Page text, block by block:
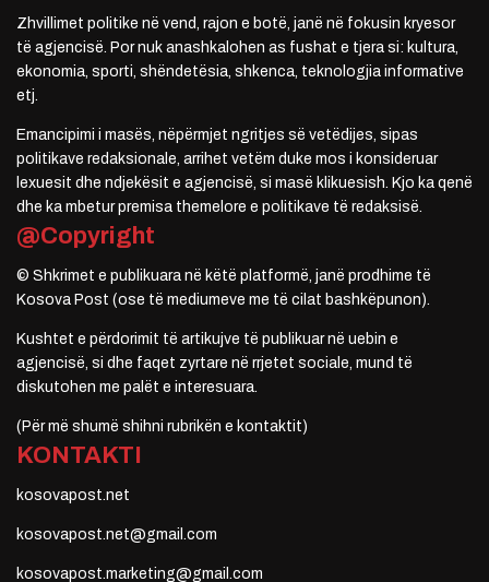
Zhvillimet politike në vend, rajon e botë, janë në fokusin kryesor
të agjencisë. Por nuk anashkalohen as fushat e tjera si: kultura,
ekonomia, sporti, shëndetësia, shkenca, teknologjia informative
etj.
Emancipimi i masës, nëpërmjet ngritjes së vetëdijes, sipas
politikave redaksionale, arrihet vetëm duke mos i konsideruar
lexuesit dhe ndjekësit e agjencisë, si masë klikuesish. Kjo ka qenë
dhe ka mbetur premisa themelore e politikave të redaksisë.
@Copyright
© Shkrimet e publikuara në këtë platformë, janë prodhime të
Kosova Post (ose të mediumeve me të cilat bashkëpunon).
Kushtet e përdorimit të artikujve të publikuar në uebin e
agjencisë, si dhe faqet zyrtare në rrjetet sociale, mund të
diskutohen me palët e interesuara.
(Për më shumë shihni rubrikën e kontaktit)
KONTAKTI
kosovapost.net
kosovapost.net@gmail.com
kosovapost.marketing@gmail.com